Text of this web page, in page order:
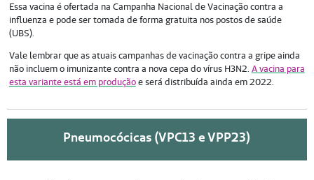
Essa vacina é ofertada na Campanha Nacional de Vacinação contra a
influenza e pode ser tomada de forma gratuita nos postos de saúde
(UBS).
Vale lembrar que as atuais campanhas de vacinação contra a gripe ainda
não incluem o imunizante contra a nova cepa do vírus H3N2. A vacina para
esta variante está em produçãoe será distribuída ainda em 2022.
Pneumocócicas (VPC13 e VPP23)